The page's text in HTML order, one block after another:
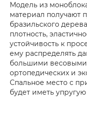
Модель из
материал получают
бразильского
плотность,
устойчивость к
ему распределять
большими весовыми
ортопедических и
Спальное место с
будет иметь